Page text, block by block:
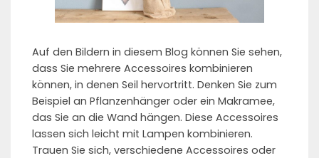
Auf den Bildern in diesem Blog können Sie sehen,
dass Sie mehrere Accessoires kombinieren
können, in denen Seil hervortritt. Denken Sie zum
Beispiel an Pflanzenhänger oder ein Makramee,
das Sie an die Wand hängen. Diese Accessoires
lassen sich leicht mit Lampen kombinieren.
Trauen Sie sich, verschiedene Accessoires oder